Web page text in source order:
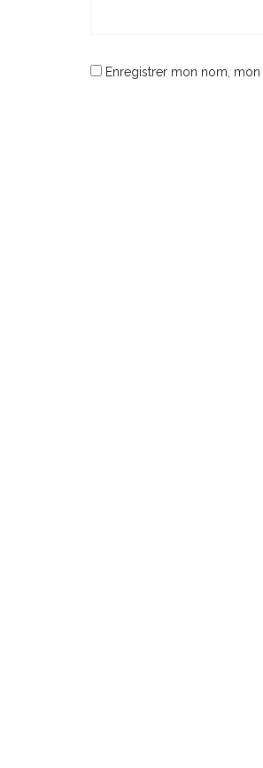
Enregistrer mon nom,